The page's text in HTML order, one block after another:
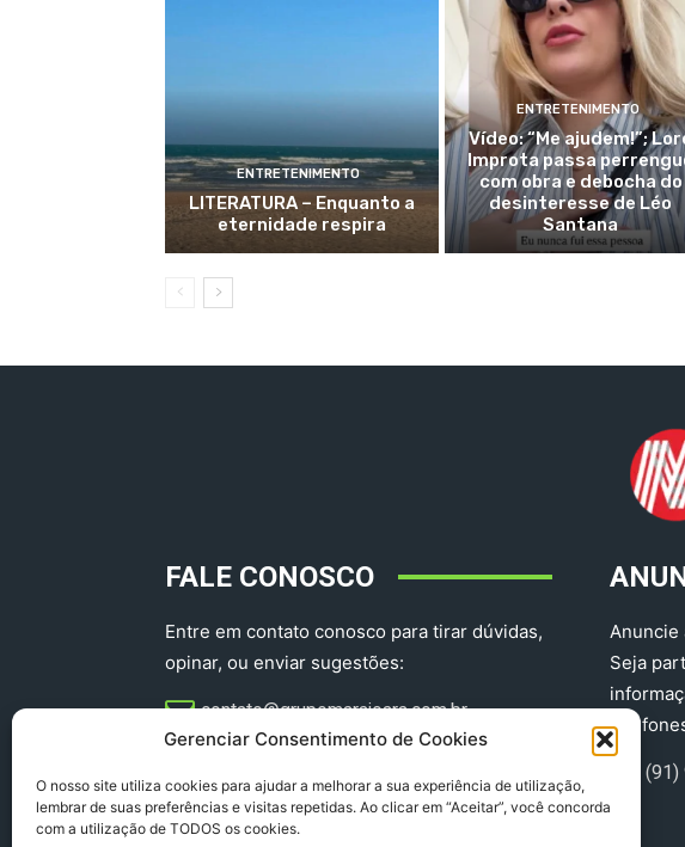
Gerenciar Consentimento de Cookies
O nosso site utiliza cookies para ajudar a melhorar a sua experiência de utilização,
lembrar de suas preferências e visitas repetidas. Ao clicar em “Aceitar”, você concorda
com a utilização de TODOS os cookies.
ENTRETENIMENTO
LITERATURA – Enquanto a
eternidade respira
ENTRETENIMENTO
Vídeo: “Me ajudem!”;
Improta passa
com obra e debocha do
desinteresse de Léo
Santana
FALE CONOSCO
Entre em contato conosco para tirar dúvidas,
opinar, ou enviar sugestões:
contato@grupomarajoara.com.br
Anuncie
Seja
(91)